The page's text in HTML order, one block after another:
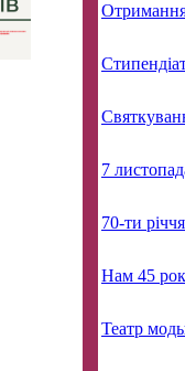
Отримання
7
70-ти
Нам 45
Театр